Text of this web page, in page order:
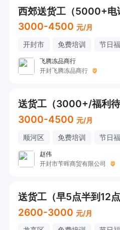
3000-4500 元/月
开封市 免费培训 节日
飞腾冻品商行
开封飞腾冻品商行
送货工（3000+/福利待
3000-4500 元/月
顺河区 免费培训 节日
赵伟
开封市苄晖商贸有限公司
送货工（早5点半到12点
2600-3000 元/月